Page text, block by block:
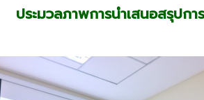
ประมวลภาพการนำเสนอสรุป